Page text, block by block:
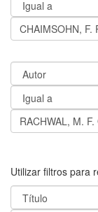
Utilizar filtros para